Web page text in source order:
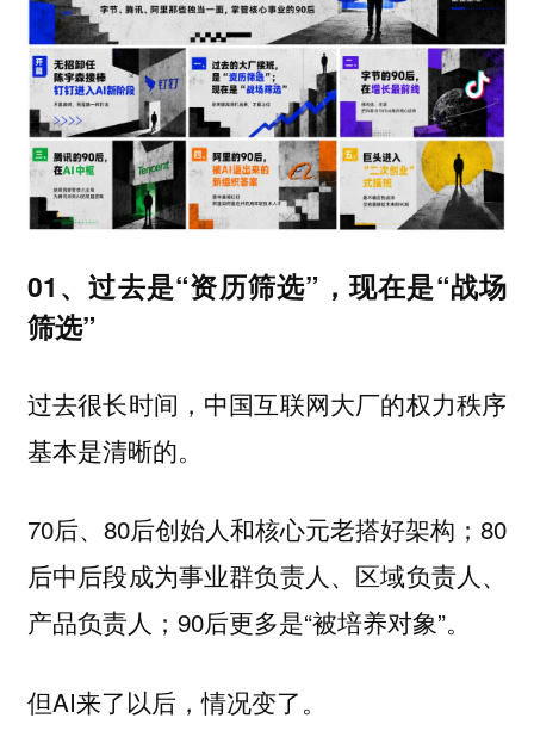
01、过去是“资历筛选”，现在是“战场
筛选”
过去很长时间，中国互联网大厂的权力秩序
基本是清晰的。
70后、80后创始人和核心元老搭好架构；80
后中后段成为事业群负责人、区域负责人、
产品负责人；90后更多是“被培养对象”。
但AI来了以后，情况变了。